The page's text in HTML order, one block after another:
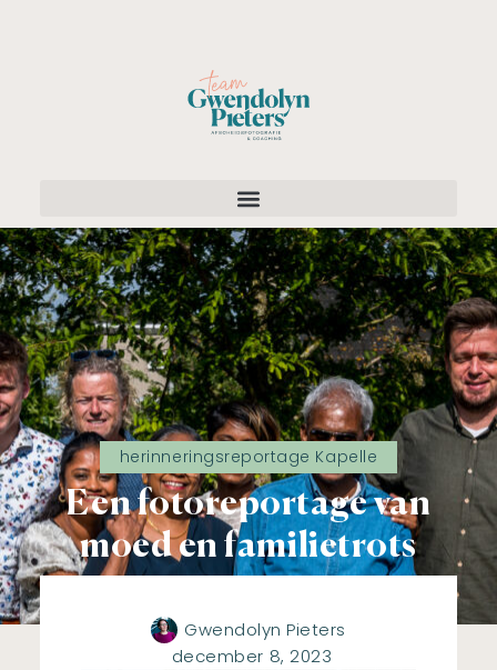
herinneringsreportage Kapelle
Een fotoreportage van
moed en familietrots
Gwendolyn Pieters
december 8, 2023